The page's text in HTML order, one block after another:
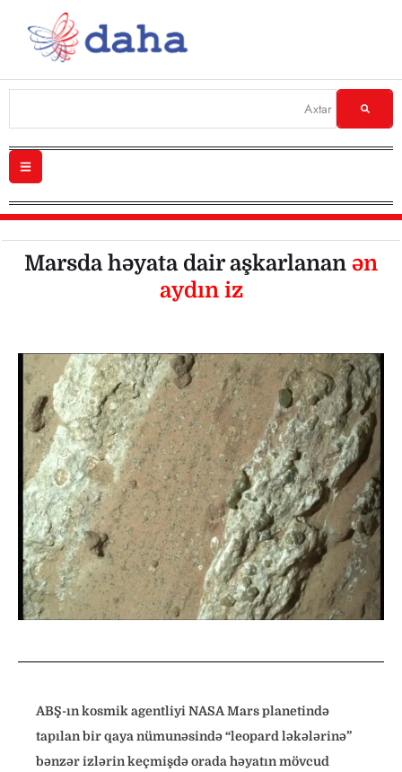
Marsda həyata dair aşkarlanan ən
aydın iz
ABŞ-ın kosmik agentliyi NASA Mars planetində
tapılan bir qaya nümunəsində “leopard ləkələrinə”
bənzər izlərin keçmişdə orada həyatın mövcud